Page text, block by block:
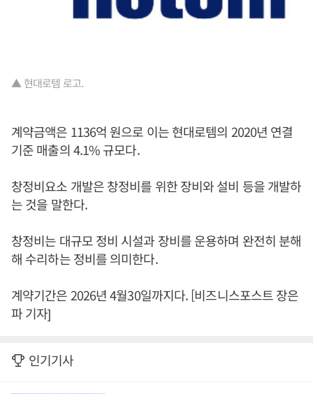
▲ 현대로템 로고.
계약금액은 1136억 원으로 이는 현대로템의 2020년 연결
기준 매출의 4.1% 규모다.
창정비요소 개발은 창정비를 위한 장비와 설비 등을 개발하
는 것을 말한다.
창정비는 대규모 정비 시설과 장비를 운용하며 완전히 분해
해 수리하는 정비를 의미한다.
계약기간은 2026년 4월30일까지다. [비즈니스포스트 장은
파 기자]
인기기사